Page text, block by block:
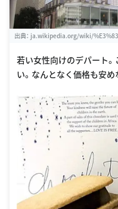
出典： ja.wikipedia.org/wiki/
若い女性向けのデパート
い。なんとなく価格も安め